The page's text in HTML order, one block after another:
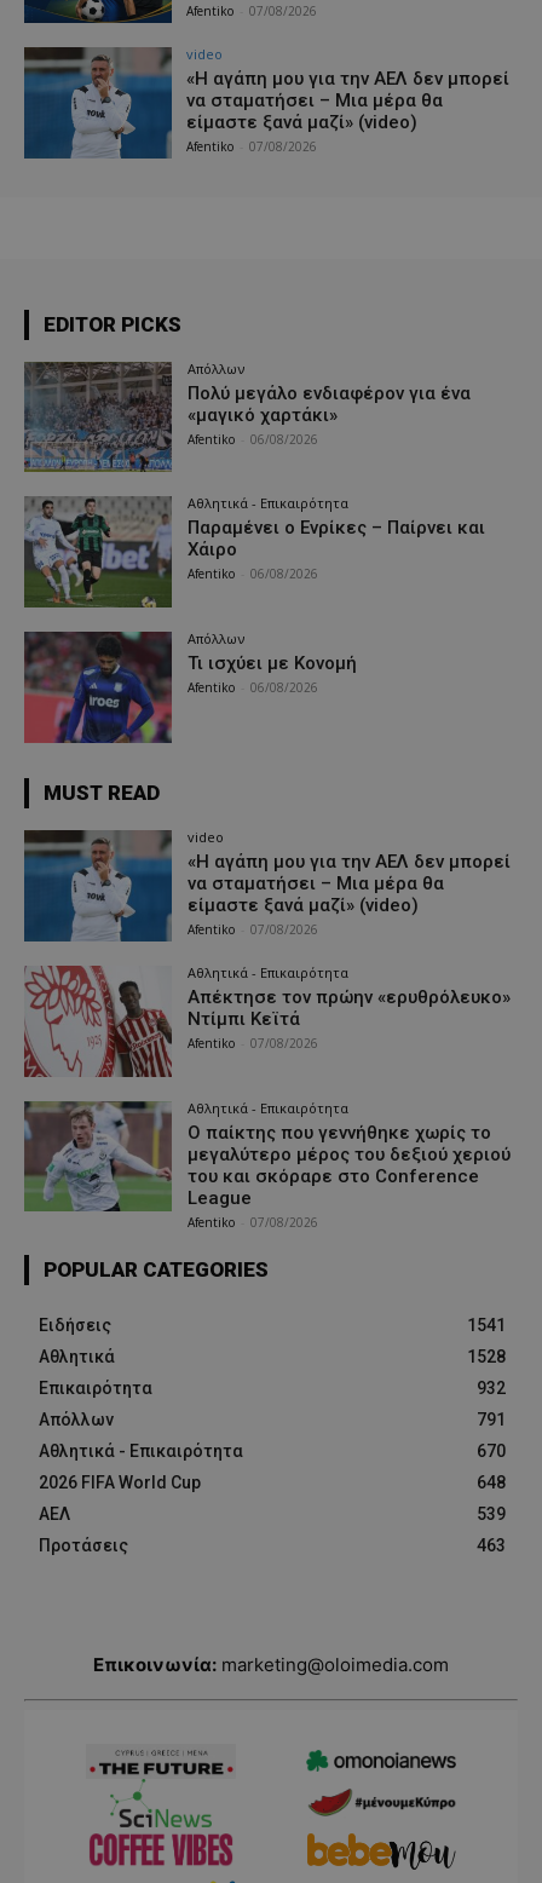
Afentiko 07/08/2026
video
«Η αγάπη μου για την ΑΕΛ δεν μπορεί
να σταματήσει – Μια μέρα θα
είμαστε ξανά μαζί» (video)
Afentiko 07/08/2026
EDITOR PICKS
Απόλλων
Πολύ μεγάλο ενδιαφέρον για ένα
«μαγικό χαρτάκι»
Afentiko 06/08/2026
Αθλητικά - Επικαιρότητα
Παραμένει ο Ενρίκες – Παίρνει και
Χάιρο
Afentiko 06/08/2026
Απόλλων
Τι ισχύει με Κονομή
Afentiko 06/08/2026
MUST READ
video
«Η αγάπη μου για την ΑΕΛ δεν μπορεί
να σταματήσει – Μια μέρα θα
είμαστε ξανά μαζί» (video)
Afentiko 07/08/2026
Αθλητικά - Επικαιρότητα
Απέκτησε τον πρώην «ερυθρόλευκο»
Ντίμπι Κεϊτά
Afentiko 07/08/2026
Αθλητικά - Επικαιρότητα
Ο παίκτης που γεννήθηκε χωρίς το
μεγαλύτερο μέρος του δεξιού χεριού
του και σκόραρε στο Conference
League
Afentiko 07/08/2026
POPULAR CATEGORIES
Ειδήσεις
1541
Αθλητικά
1528
Επικαιρότητα
932
Απόλλων
791
Αθλητικά - Επικαιρότητα
670
2026 FIFA World Cup
648
ΑΕΛ
539
Προτάσεις
463
Επικοινωνία: marketing@oloimedia.com